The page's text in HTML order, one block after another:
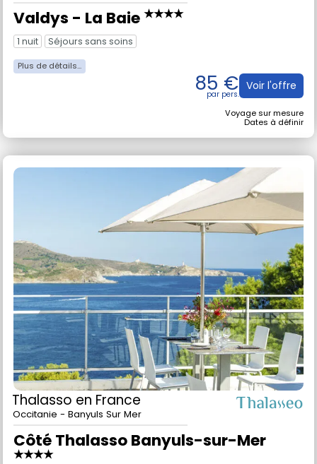
Valdys - La Baie ★★★★
1 nuit Séjours sans soins
85 € Voir l'offre
Voyage sur mesure
Dates à définir
Thalasso en France
Occitanie - Banyuls Sur Mer
Côté Thalasso Banyuls-sur-Mer
★★★★